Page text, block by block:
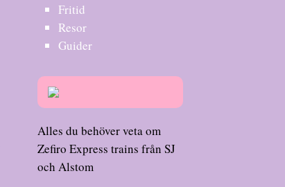
Fritid
Resor
Guider
Alles du behöver veta om
Zefiro Express trains från SJ
och Alstom